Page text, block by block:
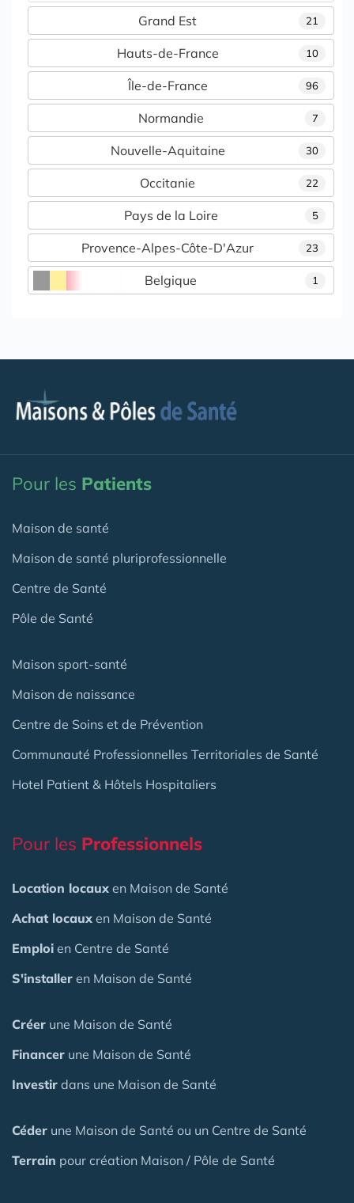
21
Grand Est
10
Hauts-de-France
96
Île-de-France
7
Normandie
30
Nouvelle-Aquitaine
22
Occitanie
5
Pays de la Loire
23
Provence-Alpes-Côte-D'Azur
Belgique 1
Pour les Patients
Maison de santé
Maison de santé pluriprofessionnelle
Centre de Santé
Pôle de Santé
Maison sport-santé
Maison de naissance
Centre de Soins et de Prévention
Communauté Professionnelles Territoriales de Santé
Hotel Patient & Hôtels Hospitaliers
Pour les Professionnels
Location locaux en Maison de Santé
Achat locaux en Maison de Santé
Emploi en Centre de Santé
S'installer en Maison de Santé
Créer une Maison de Santé
Financer une Maison de Santé
Investir dans une Maison de Santé
Céder une Maison de Santé ou un Centre de Santé
Terrain pour création Maison / Pôle de Santé